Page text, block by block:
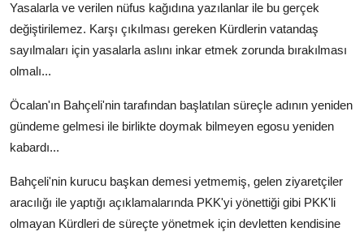
Yasalarla ve verilen nüfus kağıdına yazılanlar ile bu gerçek
değiştirilemez. Karşı çıkılması gereken Kürdlerin vatandaş
sayılmaları için yasalarla aslını inkar etmek zorunda bırakılması
olmalı...
Öcalan'ın Bahçeli'nin tarafından başlatılan süreçle adının yeniden
gündeme gelmesi ile birlikte doymak bilmeyen egosu yeniden
kabardı...
Bahçeli'nin kurucu başkan demesi yetmemiş, gelen ziyaretçiler
aracılığı ile yaptığı açıklamalarında PKK'yi yönettiği gibi PKK'li
olmayan Kürdleri de süreçte yönetmek için devletten kendisine